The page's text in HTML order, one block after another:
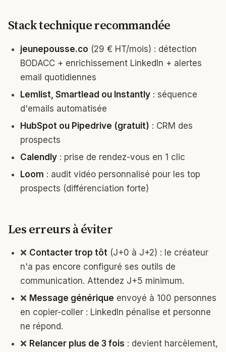
Stack technique recommandée
jeunepousse.co (29 € HT/mois) : détection
BODACC + enrichissement LinkedIn + alertes
email quotidiennes
Lemlist, Smartlead ou Instantly : séquence
d'emails automatisée
HubSpot ou Pipedrive (gratuit) : CRM des
prospects
Calendly : prise de rendez-vous en 1 clic
Loom : audit vidéo personnalisé pour les top
prospects (différenciation forte)
Les erreurs à éviter
❌ Contacter trop tôt (J+0 à J+2) : le créateur
n'a pas encore configuré ses outils de
communication. Attendez J+5 minimum.
❌ Message générique envoyé à 100 personnes
en copier-coller : LinkedIn pénalise et personne
ne répond.
❌ Relancer plus de 3 fois : devient harcèlement,